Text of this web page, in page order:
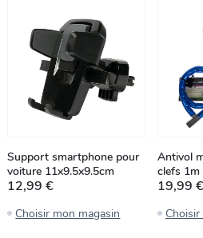
Support smartphone pour
voiture 11x9.5x9.5cm
12,99 €
Choisir mon magasin
Antivol
clefs 1m
19,99 €